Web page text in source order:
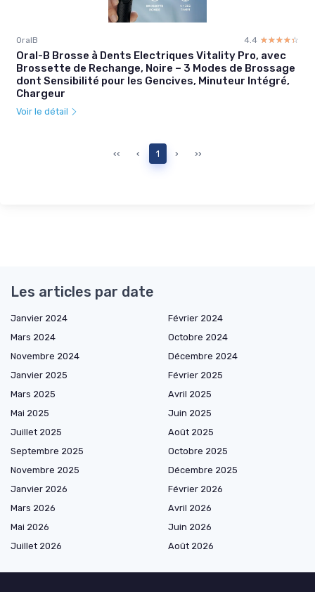
OralB 4.4 ☆☆☆☆☆
★★★★★
Oral-B Brosse à Dents Electriques Vitality Pro, avec
Brossette de Rechange, Noire – 3 Modes de Brossage
dont Sensibilité pour les Gencives, Minuteur Intégré,
Chargeur
Voir le détail
‹‹ ‹ 1 › ››
Les articles par date
Janvier 2024
Février 2024
Mars 2024
Octobre 2024
Novembre 2024
Décembre 2024
Janvier 2025
Février 2025
Mars 2025
Avril 2025
Mai 2025
Juin 2025
Juillet 2025
Août 2025
Septembre 2025
Octobre 2025
Novembre 2025
Décembre 2025
Janvier 2026
Février 2026
Mars 2026
Avril 2026
Mai 2026
Juin 2026
Juillet 2026
Août 2026